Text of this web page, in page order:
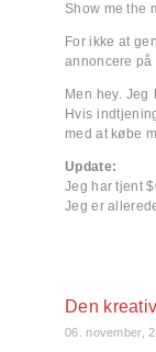
Show me the
For ikke at
annoncere
Men hey.
Hvis
med at købe
Update:
Jeg har tjent
Jeg er
Den
06. november,